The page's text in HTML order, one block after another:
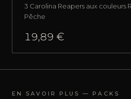
3 Carolina Reapers aux couleurs
Pêche
19,89 €
EN SAVOIR PLUS — PACKS